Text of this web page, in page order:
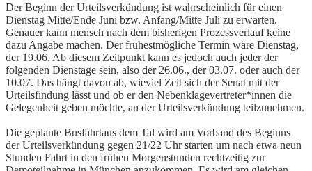
Der Beginn der Urteilsverkündung ist wahrscheinlich für einen
Dienstag Mitte/Ende Juni bzw. Anfang/Mitte Juli zu erwarten.
Genauer kann mensch nach dem bisherigen Prozessverlauf keine
dazu Angabe machen. Der frühestmögliche Termin wäre Dienstag,
der 19.06. Ab diesem Zeitpunkt kann es jedoch auch jeder der
folgenden Dienstage sein, also der 26.06., der 03.07. oder auch der
10.07. Das hängt davon ab, wieviel Zeit sich der Senat mit der
Urteilsfindung lässt und ob er den Nebenklagevertreter*innen die
Gelegenheit geben möchte, an der Urteilsverkündung teilzunehmen.
Die geplante Busfahrtaus dem Tal wird am Vorband des Beginns
der Urteilsverkündung gegen 21/22 Uhr starten um nach etwa neun
Stunden Fahrt in den frühen Morgenstunden rechtzeitig zur